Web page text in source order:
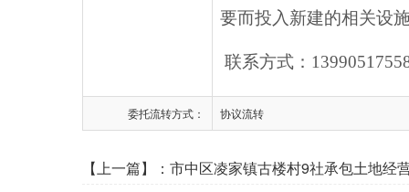
要而投入新建的相关设
联系方式：
委托流转方式： 协议流转
【上一篇】： 市中区凌家镇古楼村9社承包土地经